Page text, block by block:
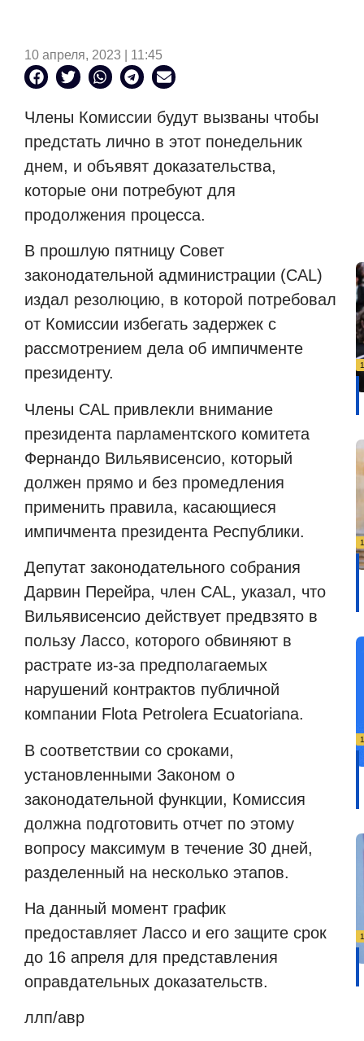
10 апреля, 2023 | 11:45
Члены Комиссии будут вызваны чтобы
предстать лично в этот понедельник
днем, и объявят доказательства,
которые они потребуют для
продолжения процесса.
В прошлую пятницу Совет
законодательной администрации (CAL)
издал резолюцию, в которой потребовал
от Комиссии избегать задержек с
рассмотрением дела об импичменте
президенту.
Члены CAL привлекли внимание
президента парламентского комитета
Фернандо Вильявисенсио, который
должен прямо и без промедления
применить правила, касающиеся
импичмента президента Республики.
Депутат законодательного собрания
Дарвин Перейра, член CAL, указал, что
Вильявисенсио действует предвзято в
пользу Лассо, которого обвиняют в
растрате из-за предполагаемых
нарушений контрактов публичной
компании Flota Petrolera Ecuatoriana.
В соответствии со сроками,
установленными Законом о
законодательной функции, Комиссия
должна подготовить отчет по этому
вопросу максимум в течение 30 дней,
разделенный на несколько этапов.
На данный момент график
предоставляет Лассо и его защите срок
до 16 апреля для представления
оправдательных доказательств.
ллп/авр